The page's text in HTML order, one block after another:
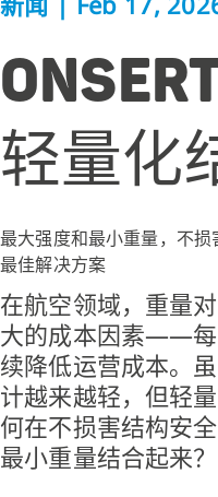
轻量化
最大强度和最小重量，不
最佳解决方案
在航空领域，重量
大的成本因素——每
续降低运营成本。
计越来越轻，但轻
何在不损害结构安
最小重量结合起来？